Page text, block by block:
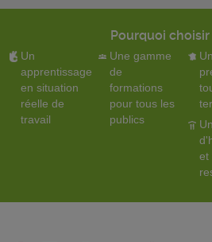
Pourquoi choisir
Un
apprentissage
en situation
réelle de
travail
Une gamme
de
formations
pour tous les
publics
et